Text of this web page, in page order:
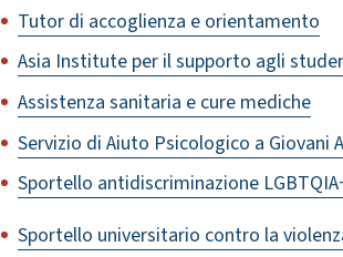
Tutor di accoglienza e orientamento
Asia Institute per il supporto agli
Assistenza sanitaria e cure mediche
Servizio di Aiuto Psicologico a Giovani
Sportello antidiscriminazione
Sportello universitario contro la